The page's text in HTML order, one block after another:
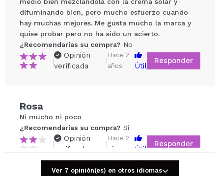
Compartir un vídeo o una foto
Tu vídeo podría ser el primero. Imagínatelo...
difuminando bien, pero mucho esfuerzo cuando
hay muchas mejores. Me gusta mucho la marca y
quise probar pero no ha sido un acierto.
¿Recomendarías su compra? No
|
Opinión
verificada
|
Hace 2
años
Útil
Responder
Rosa
Ni mucho ni poco
¿Recomendarías su compra? Si
|
Opinión
verificada
|
Hace 2
años
Útil
Responder
Ver 7 opinión(es) en otros idiomas